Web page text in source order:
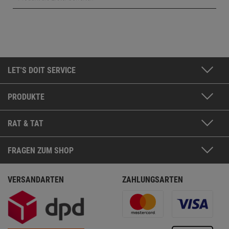
LET'S DOIT SERVICE
PRODUKTE
RAT & TAT
FRAGEN ZUM SHOP
VERSANDARTEN ZAHLUNGSARTEN